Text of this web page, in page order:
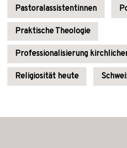
Pastoralassistentinnen
Praktische Theologie
Professionalisierung
Religiosität heute